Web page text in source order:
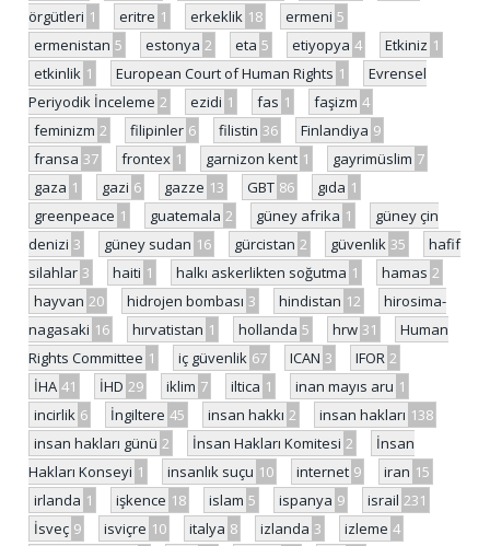
örgütleri 1 eritre 1 erkeklik 18 ermeni 5
ermenistan 5 estonya 2 eta 5 etiyopya 4 Etkiniz 1
etkinlik 1 European Court of Human Rights 1
Evrensel
Periyodik İnceleme 2 ezidi 1 fas 1 faşizm 4
feminizm 2 filipinler 6 filistin 36 Finlandiya 9
fransa 37 frontex 1 garnizon kent 1 gayrimüslim 7
gaza 1 gazi 6 gazze 13 GBT 86 gıda 1
greenpeace 1 guatemala 2 güney afrika 1
güney çin
denizi 3 güney sudan 16 gürcistan 2 güvenlik 35
hafif
silahlar 3 haiti 1 halkı askerlikten soğutma 1 hamas 2
hayvan 20 hidrojen bombası 3 hindistan 12
hirosima-
nagasaki 16 hırvatistan 1 hollanda 5 hrw 31
Human
Rights Committee 1 iç güvenlik 67 ICAN 3 IFOR 2
İHA 41 İHD 29 iklim 7 iltica 1 inan mayıs aru 1
incirlik 6 İngiltere 45 insan hakkı 2 insan hakları 138
insan hakları günü 2 İnsan Hakları Komitesi 2
İnsan
Hakları Konseyi 1 insanlık suçu 10 internet 9 iran 15
irlanda 1 işkence 18 islam 5 ispanya 9 israil 231
İsveç 9 isviçre 10 italya 8 izlanda 3 izleme 4